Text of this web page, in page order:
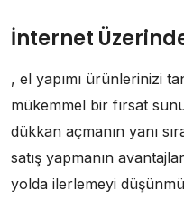
İnternet
, el yapımı ürünlerinizi
mükemmel bir fırsat
dükkan açmanın yanı
satış yapmanın
yolda ilerlemeyi